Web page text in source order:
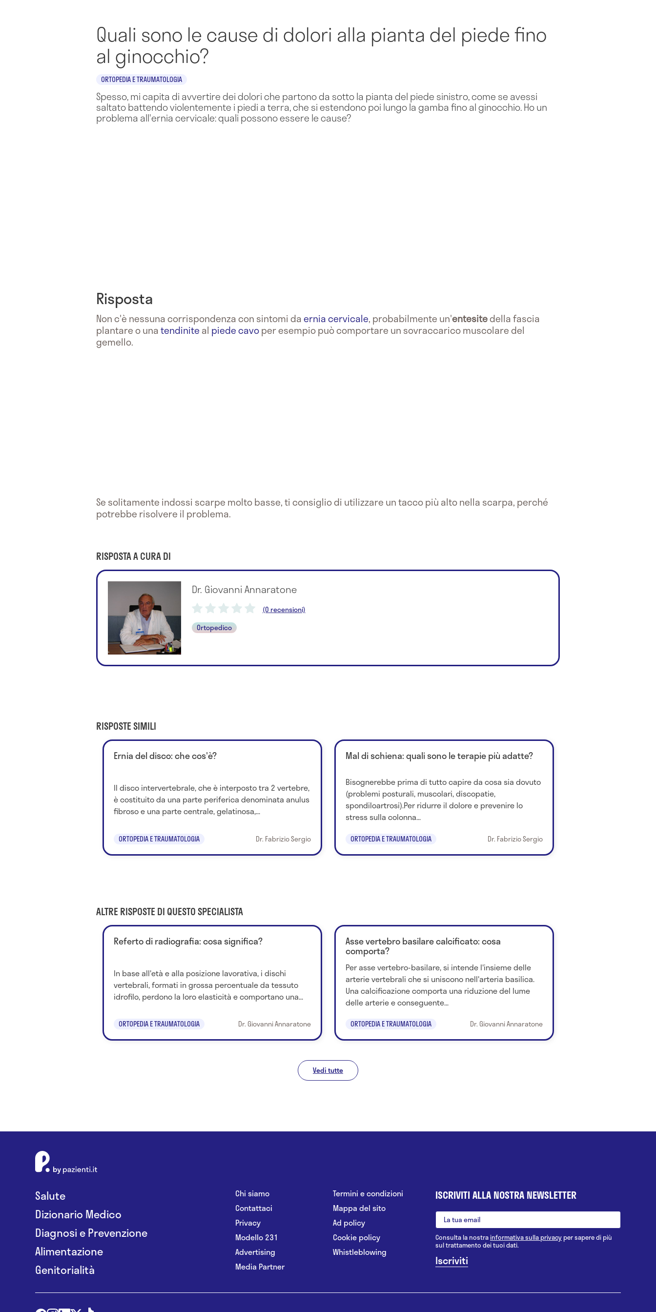
Quali sono le cause di dolori alla pianta del piede fino
al ginocchio?
ORTOPEDIA E TRAUMATOLOGIA
Spesso, mi capita di avvertire dei dolori che partono da sotto la pianta del piede sinistro, come se avessi
saltato battendo violentemente i piedi a terra, che si estendono poi lungo la gamba fino al ginocchio. Ho un
problema all'ernia cervicale: quali possono essere le cause?
Risposta
Non c'è nessuna corrispondenza con sintomi daernia cervicale, probabilmente un'entesitedella fascia
plantare o unatendinite al piede cavoper esempio può comportare un sovraccarico muscolare del
gemello.
Se solitamente indossi scarpe molto basse, ti consiglio di utilizzare un tacco più alto nella scarpa, perché
potrebbe risolvere il problema.
RISPOSTA A CURA DI
Dr. Giovanni Annaratone
(0 recensioni)
Ortopedico
RISPOSTE SIMILI
Ernia del disco: che cos'è?
Il disco intervertebrale, che è interposto tra 2 vertebre,
è costituito da una parte periferica denominata anulus
fibroso e una parte centrale, gelatinosa,...
ORTOPEDIA E TRAUMATOLOGIA Dr. Fabrizio Sergio
Mal di schiena: quali sono le terapie più adatte?
Bisognerebbe prima di tutto capire da cosa sia dovuto
(problemi posturali, muscolari, discopatie,
spondiloartrosi).Per ridurre il dolore e prevenire lo
stress sulla colonna...
ORTOPEDIA E TRAUMATOLOGIA Dr. Fabrizio Sergio
ALTRE RISPOSTE DI QUESTO SPECIALISTA
Referto di radiografia: cosa significa?
In base all'età e alla posizione lavorativa, i dischi
vertebrali, formati in grossa percentuale da tessuto
idrofilo, perdono la loro elasticità e comportano una...
ORTOPEDIA E TRAUMATOLOGIA Dr. Giovanni Annaratone
Asse vertebro basilare calcificato: cosa
comporta?
Per asse vertebro-basilare, si intende l'insieme delle
arterie vertebrali che si uniscono nell'arteria basilica.
Una calcificazione comporta una riduzione del lume
delle arterie e conseguente...
ORTOPEDIA E TRAUMATOLOGIA Dr. Giovanni Annaratone
Vedi tutte
Salute
Dizionario Medico
Diagnosi e Prevenzione
Alimentazione
Genitorialità
Chi siamo
Contattaci
Privacy
Modello 231
Advertising
Media Partner
Termini e condizioni
Mappa del sito
Ad policy
Cookie policy
Whistleblowing
ISCRIVITI ALLA NOSTRA NEWSLETTER
Consulta la nostrainformativa sulla privacy per sapere di più
sul trattamento dei tuoi dati.